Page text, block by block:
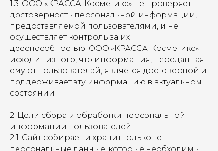
1.3. ООО «КРАССА-Косметикс» не проверяет
достоверность персональной информации,
предоставляемой пользователями, и не
осуществляет контроль за их
дееспособностью. ООО «КРАССА-Косметикс»
исходит из того, что информация, переданная
ему от пользователей, является достоверной и
поддерживает эту информацию в актуальном
состоянии.
2. Цели сбора и обработки персональной
информации пользователей.
2.1. Сайт собирает и хранит только те
персональные данные, которые необходимы